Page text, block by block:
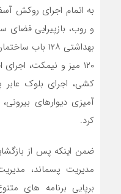
و روب، بازپیرایی
۱۲۰ میز و نیمکت،
آمیزی دیوارهای
کرد.
ضمن اینکه پس از
برپایی برنامه های